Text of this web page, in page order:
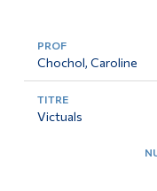
Chochol, Caroline
Victuals